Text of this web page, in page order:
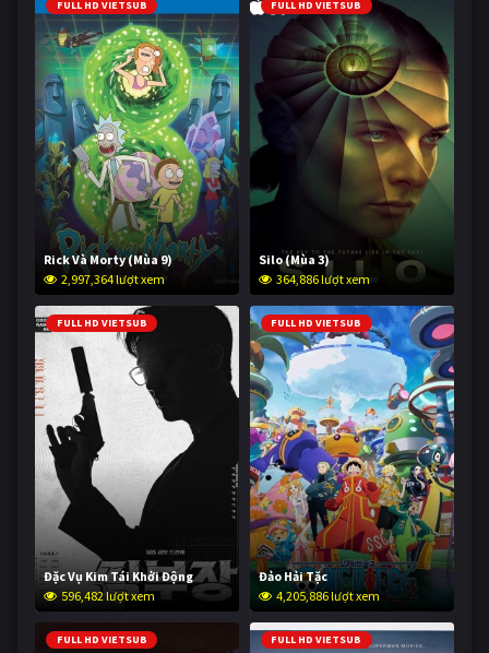
FULL HD VIETSUB
Rick Và Morty (Mùa 9)
2,997,364 lượt xem
FULL HD VIETSUB
Silo (Mùa 3)
364,886 lượt xem
FULL HD VIETSUB
Đặc Vụ Kim Tái Khởi Động
596,482 lượt xem
FULL HD VIETSUB
Đảo Hải Tặc
4,205,886 lượt xem
FULL HD VIETSUB FULL HD VIETSUB